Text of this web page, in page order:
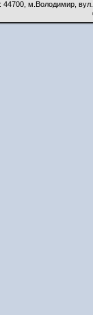
44700, м.Володимир,